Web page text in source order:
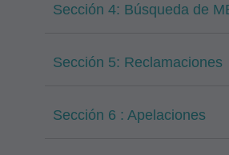
Sección 4: Búsqueda de
Sección 5: Reclamaciones
Sección 6 : Apelaciones